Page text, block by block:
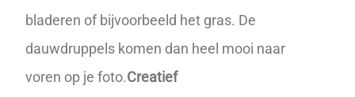
bladeren of bijvoorbeeld het gras. De
dauwdruppels komen dan heel mooi naar
voren op je foto.Creatief